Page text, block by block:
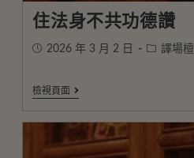
住法身不共功德讚
2026 年 3 月 2 日 譯場
檢視頁面